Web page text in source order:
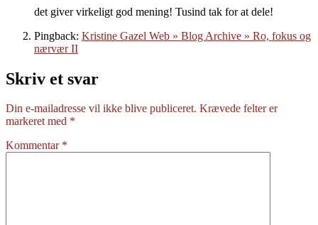
det giver virkeligt god mening! Tusind tak for at dele!
Pingback: Kristine Gazel Web » Blog Archive » Ro, fokus og
nærvær II
Skriv et svar
Din e-mailadresse vil ikke blive publiceret. Krævede felter er
markeret med *
Kommentar *